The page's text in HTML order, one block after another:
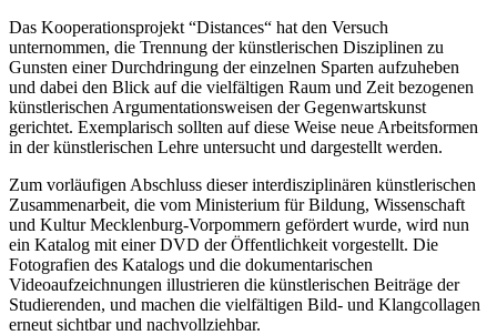
Das Kooperationsprojekt “Distances“ hat den Versuch
unternommen, die Trennung der künstlerischen Disziplinen zu
Gunsten einer Durchdringung der einzelnen Sparten aufzuheben
und dabei den Blick auf die vielfältigen Raum und Zeit bezogenen
künstlerischen Argumentationsweisen der Gegenwartskunst
gerichtet. Exemplarisch sollten auf diese Weise neue Arbeitsformen
in der künstlerischen Lehre untersucht und dargestellt werden.
Zum vorläufigen Abschluss dieser interdisziplinären künstlerischen
Zusammenarbeit, die vom Ministerium für Bildung, Wissenschaft
und Kultur Mecklenburg-Vorpommern gefördert wurde, wird nun
ein Katalog mit einer DVD der Öffentlichkeit vorgestellt. Die
Fotografien des Katalogs und die dokumentarischen
Videoaufzeichnungen illustrieren die künstlerischen Beiträge der
Studierenden, und machen die vielfältigen Bild- und Klangcollagen
erneut sichtbar und nachvollziehbar.